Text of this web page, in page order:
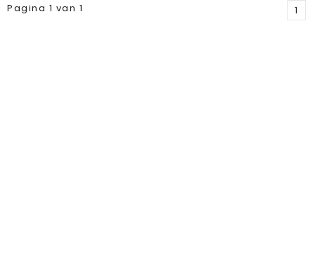
Pagina 1 van 1 1